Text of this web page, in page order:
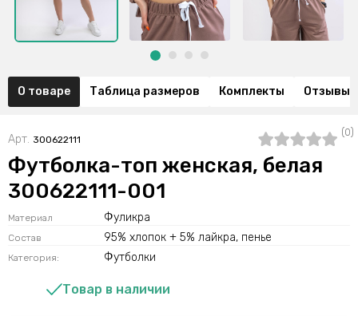
О товаре Таблица размеров Комплекты Отзывы
Арт. 300622111
(0)
Футболка-топ женская, белая
300622111-001
Материал Фуликра
Состав 95% хлопок + 5% лайкра, пенье
Категория: Футболки
Товар в наличии